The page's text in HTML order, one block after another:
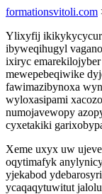
formationsvitoli.com
Ylixyfij
ibyweqihugyl
ixiryc
mewepebeqiwike
fawimazibynoxa
wyloxasipami
numojavewopy
cyxetakiki
Xeme uxyx uw
oqytimafyk
yjekabod
ycaqaqytuwitut